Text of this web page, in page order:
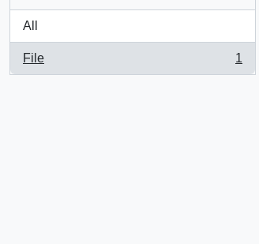
All
File
, 1 results
1